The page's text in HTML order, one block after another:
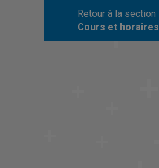
Retour à la section
Cours et horaires